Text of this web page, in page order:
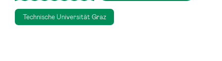
Technische Universität Graz